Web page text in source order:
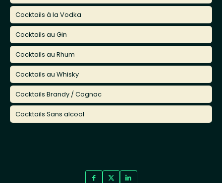
Cocktails à la Vodka
Cocktails au Gin
Cocktails au Rhum
Cocktails au Whisky
Cocktails Brandy / Cognac
Cocktails Sans alcool